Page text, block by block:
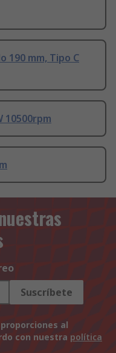
190 mm, Tipo C
10500rpm
Suscríbete
al
con nuestra política